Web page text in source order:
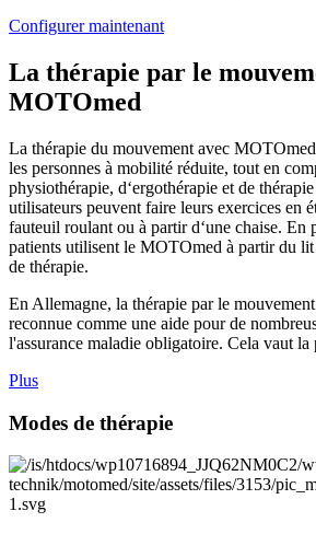
Configurer maintenant
La thérapie par le
MOTOmed
La thérapie du mouvement avec
les personnes à mobilité réduite, tout en
physiothérapie, d‘ergothérapie et de
utilisateurs peuvent faire leurs exercices en
fauteuil roulant ou à partir d‘une chaise. En
patients utilisent le MOTOmed à partir du lit
de thérapie.
En Allemagne, la thérapie par le
reconnue comme une aide pour de
l'assurance maladie obligatoire. Cela vaut
Plus
Modes de thérapie